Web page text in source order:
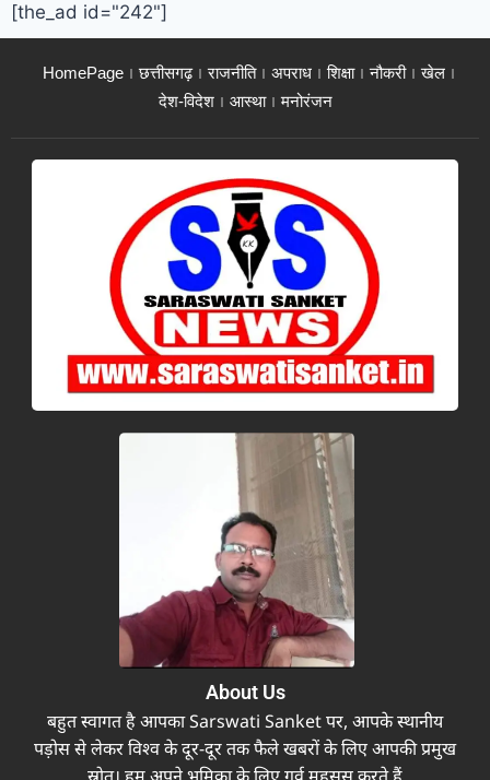
[the_ad id="242"]
HomePage छत्तीसगढ़ राजनीति अपराध शिक्षा नौकरी
खेल
देश-विदेश
आस्था मनोरंजन
About Us
बहुत स्वागत है आपका Sarswati Sanket पर, आपके स्थानीय
पड़ोस से लेकर विश्व के दूर-दूर तक फैले खबरों के लिए आपकी प्रमुख